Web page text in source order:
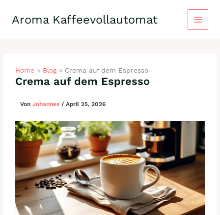
Inhalt
springen
Aroma Kaffeevollautomat
Home » Blog » Crema auf dem Espresso
Crema auf dem Espresso
VonJohannes/April 25, 2026